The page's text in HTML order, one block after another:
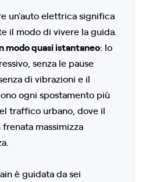
un’auto elettrica significa
il modo di vivere la guida.
modo quasi istantaneo: lo
senza le pause
di vibrazioni e il
ogni spostamento più
traffico urbano, dove il
massimizza
è guidata da sei